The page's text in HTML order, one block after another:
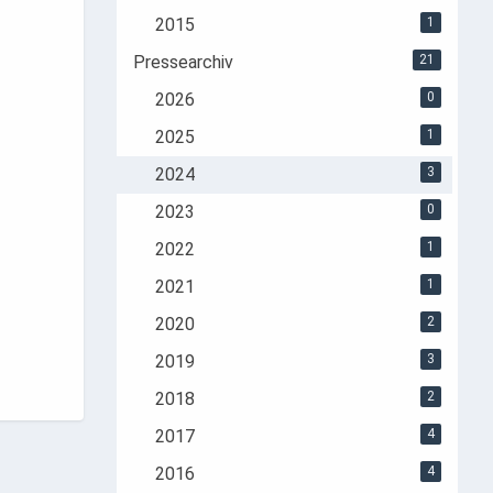
2015 1
Pressearchiv 21
2026 0
2025 1
2024 3
2023 0
2022 1
2021 1
2020 2
2019 3
2018 2
2017 4
2016 4